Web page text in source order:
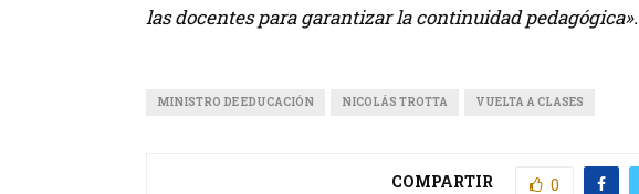
las docentes para garantizar la continuidad pedagógica».
MINISTRO DE EDUCACIÓN NICOLÁS TROTTA VUELTA A CLASES
COMPARTIR 0